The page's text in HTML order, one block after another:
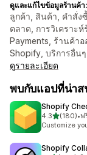
ดูและแก้ไขข้อมูลร้านค้า:
ลูกค้า, สินค้า, คำสั่ง
ตลาด, การวิเคราะ
Payments, ร้านค้า
Shopify, บริการอื่น
ดูรายละเอียด
พบกับแอปที่น่าส
Shopify
4.3เต็ม 5 ดาว
(180)
ทั้งหมด 180 รีวิ
•ฟ
Customize
Shopify